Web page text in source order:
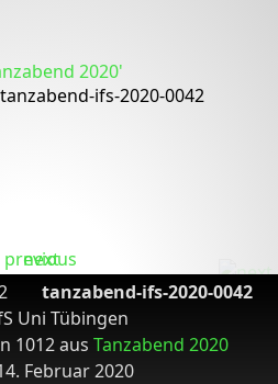
tanzabend-ifs-2020-0042
tanzabend-ifs-2020-0042
Uni Tübingen
1012 aus Tanzabend 2020
Februar 2020